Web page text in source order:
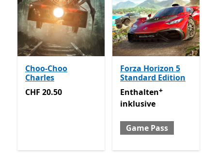
Choo-Choo
Charles
CHF 20.50
CHF 20.50
Forza Horizon 5
Standard Edition
Enthalten inklusive Game
Enthalten+
inklusive
Game Pass